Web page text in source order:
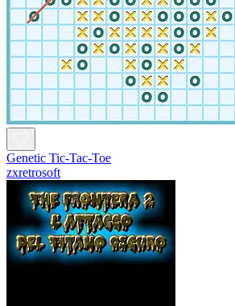
Genetic Tic-Tac-Toe
zxretrosoft